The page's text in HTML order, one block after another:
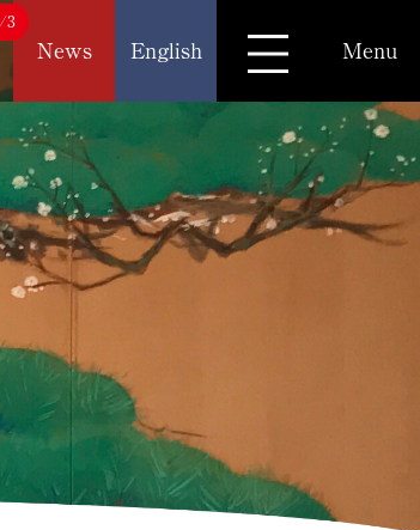
News
3
English Menu